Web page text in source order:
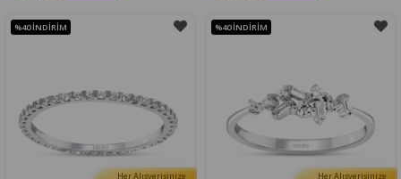
Her Alışverişinize
%40İNDIRIM
Her Alışverişinize
%40İNDIRIM